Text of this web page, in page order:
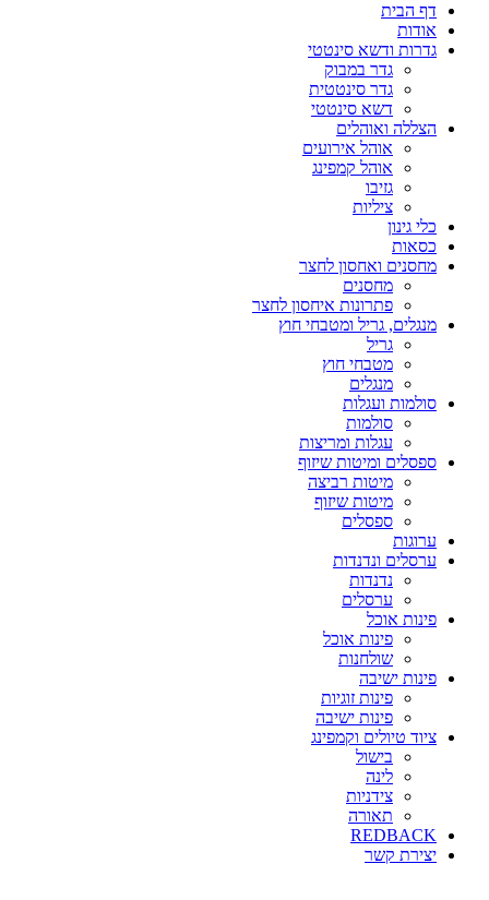
דף הבית
אודות
גדרות ודשא סינטטי
גדר במבוק
גדר סינטטית
דשא סינטטי
הצללה ואוהלים
אוהל אירועים
אוהל קמפינג
גזיבו
ציליות
כלי גינון
כסאות
מחסנים ואחסון לחצר
מחסנים
פתרונות איחסון לחצר
מנגלים, גריל ומטבחי חוץ
גריל
מטבחי חוץ
מנגלים
סולמות ועגלות
סולמות
עגלות ומריצות
ספסלים ומיטות שיזוף
מיטות רביצה
מיטות שיזוף
ספסלים
ערוגות
ערסלים ונדנדות
נדנדות
ערסלים
פינות אוכל
פינות אוכל
שולחנות
פינות ישיבה
פינות זוגיות
פינות ישיבה
ציוד טיולים וקמפינג
בישול
לינה
צידניות
תאורה
REDBACK
יצירת קשר